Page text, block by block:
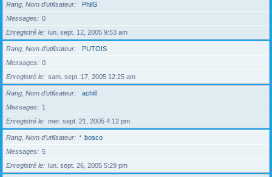
Rang, Nom d’utilisateur
PhilG
Messages
0
Enregistré le
lun. sept. 12, 2005 9:53 am
Rang, Nom d’utilisateur
PUTOIS
Messages
0
Enregistré le
sam. sept. 17, 2005 12:25 am
Rang, Nom d’utilisateur
achill
Messages
1
Enregistré le
mer. sept. 21, 2005 4:12 pm
Rang, Nom d’utilisateur * bosco
Messages
5
Enregistré le
lun. sept. 26, 2005 5:29 pm